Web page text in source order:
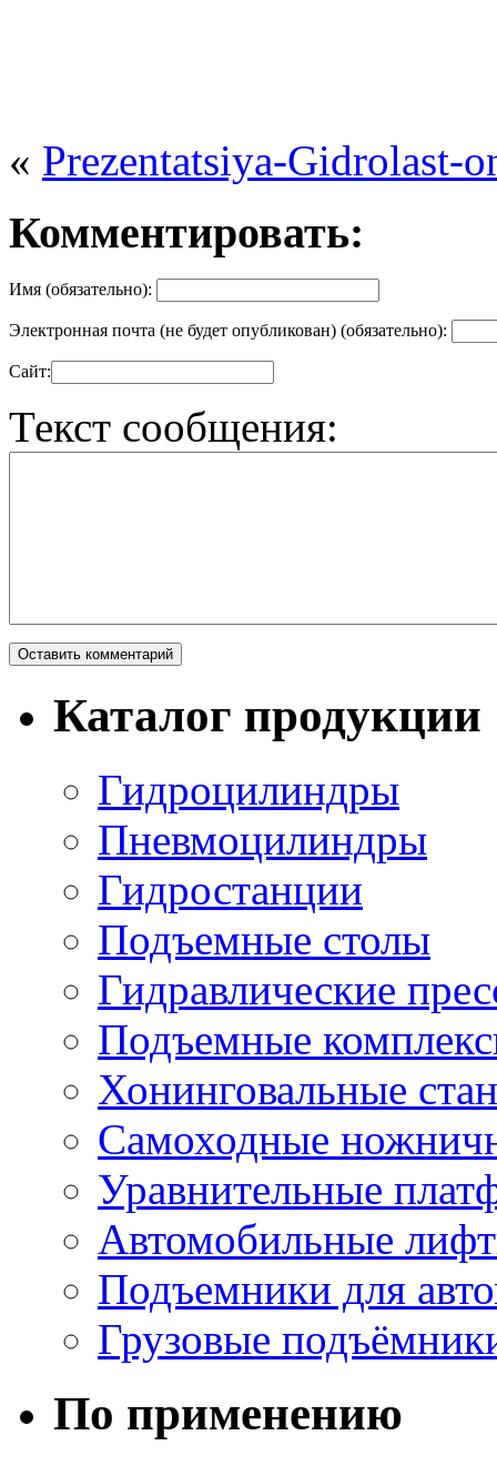
« Prezentatsiya-Gidrolast-
Комментировать:
Имя (обязательно):
Электронная почта (не будет опубликован) (обязательно):
Сайт:
Текст сообщения:
Каталог продукции
Гидроцилиндры
Пневмоцилиндры
Гидростанции
Подъемные столы
Гидравлические
Подъемные
Хонинговальные
Самоходные
Уравнительные
Автомобильные
Подъемники для
Грузовые
По применению